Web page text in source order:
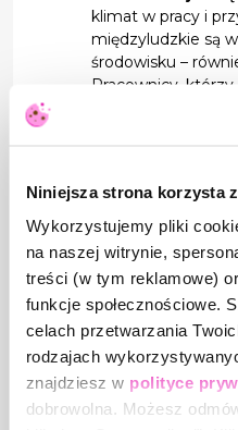
Niniejsza strona korzysta
Wykorzystujemy pliki
na naszej witrynie,
treści (w tym reklamowe)
funkcje społecznościowe.
celach przetwarzania
rodzajach
znajdziesz w polityce
dobrowolna. Możesz
klimat w pracy i
międzyludzkie są
środowisku –
Pracownicy, którzy
doceniani przez
nagrody i
nagradzanie i
dobrą pracę i
skutecznym
poziomu
lubi być
nagrody mogą
niematerialne, np.
bilety na
czy uczestnictwo